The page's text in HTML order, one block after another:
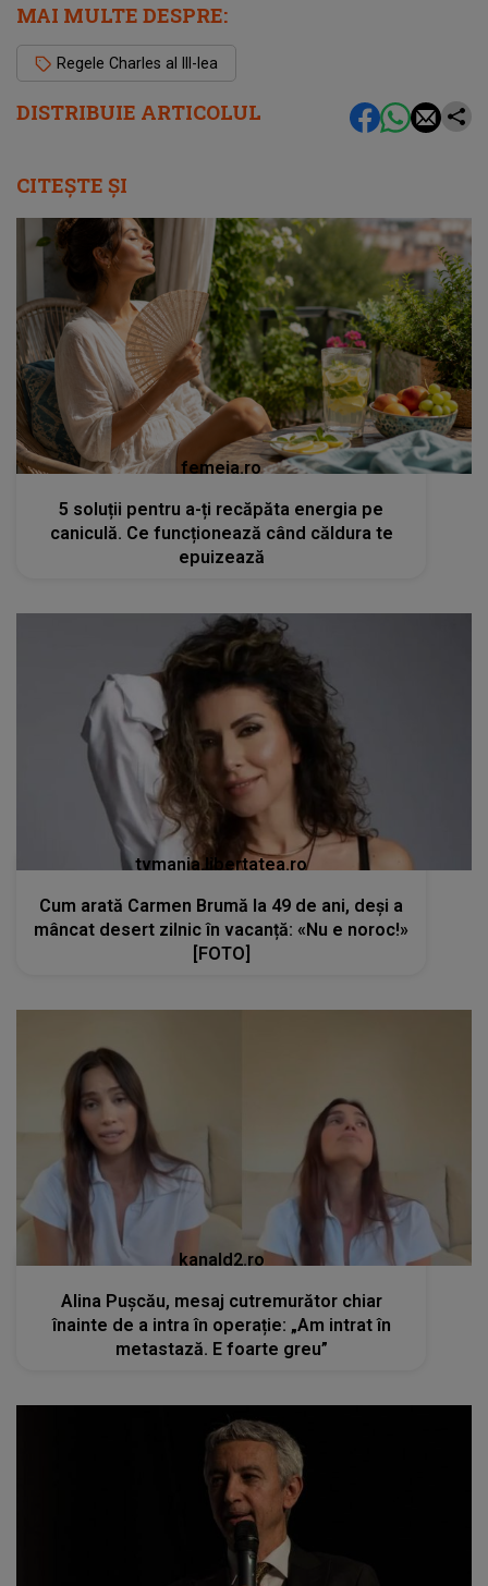
DISTRIBUIE ARTICOLUL
MAI MULTE DESPRE:
Regele Charles al III-lea
CITEȘTE ȘI
femeia.ro
5 soluții pentru a-ți recăpăta energia pe
caniculă. Ce funcționează când căldura te
epuizează
tvmania.libertatea.ro
Cum arată Carmen Brumă la 49 de ani, deși a
mâncat desert zilnic în vacanță: «Nu e noroc!»
[FOTO]
kanald2.ro
Alina Pușcău, mesaj cutremurător chiar
înainte de a intra în operație: „Am intrat în
metastază. E foarte greu”